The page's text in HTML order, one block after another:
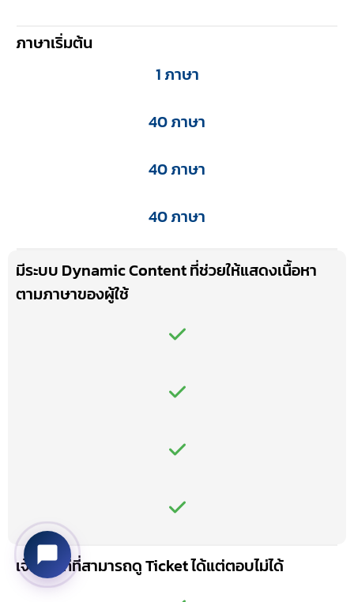
ภาษาเริ่มต้น
1 ภาษา
40 ภาษา
40 ภาษา
40 ภาษา
มีระบบ Dynamic Content ที่ช่วยให้แสดงเนื้อหา
ตามภาษาของผู้ใช้
เจ้าหน้าที่ที่สามารถดู Ticket ได้แต่ตอบไม่ได้